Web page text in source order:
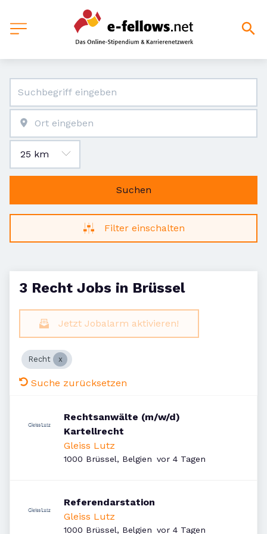
Suchen
Filter einschalten
3 Recht Jobs in Brüssel
Jetzt Jobalarm aktivieren!
Recht
Suche zurücksetzen
Rechtsanwälte (m/w/d)
Kartellrecht
Gleiss Lutz
1000 Brüssel, Belgien Veröffentlicht
vor 4 Tagen
Referendarstation
Gleiss Lutz
1000 Brüssel, Belgien Veröffentlicht
vor 4 Tagen